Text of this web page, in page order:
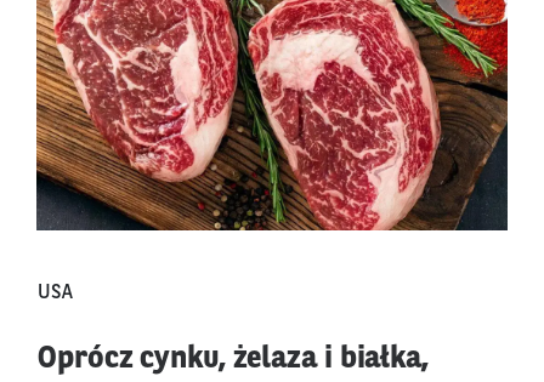
USA
Oprócz cynku, żelaza i białka,